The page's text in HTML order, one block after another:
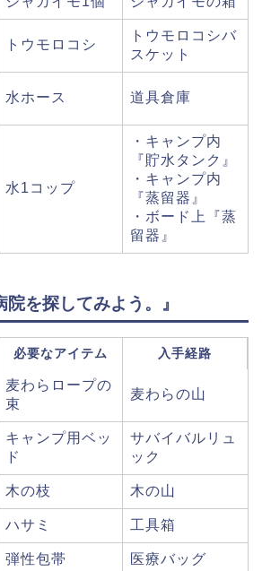
トウモロコシ
トウモロコシバ
スケット
水ホース 道具倉庫
水1コップ
・キャンプ内
『貯水タンク』
・キャンプ内
『蒸留器』
・ボード上『蒸
留器』
を探してみよう。』
必要なアイテム 入手経路
麦わらロープの
束
麦わらの山
キャンプ用ベッ
ド
サバイバルリュ
ック
木の枝 木の山
ハサミ 工具箱
弾性包帯 医療バッグ